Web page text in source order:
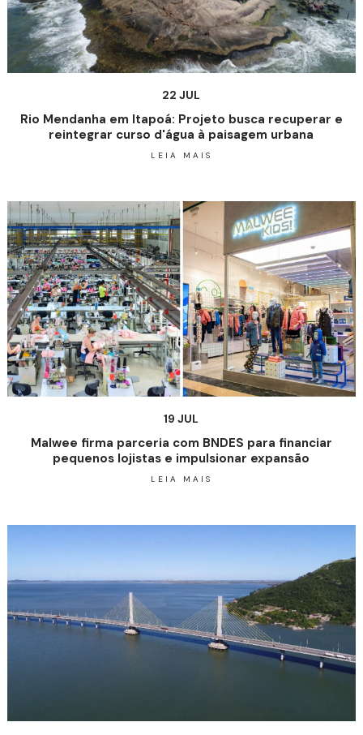
22 JUL
Rio Mendanha em Itapoá: Projeto busca recuperar e
reintegrar curso d'água à paisagem urbana
LEIA MAIS
19 JUL
Malwee firma parceria com BNDES para financiar
pequenos lojistas e impulsionar expansão
LEIA MAIS